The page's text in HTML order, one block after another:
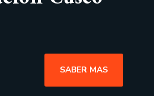
SABER MAS